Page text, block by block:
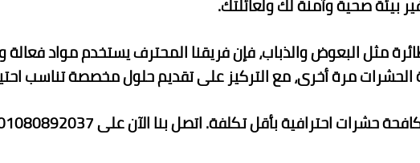
بيئة صحية وآمنة لك ولعائلتك.
مثل البعوض والذباب، فإن فريقنا المحترف يستخدم مواد فعالة
مرة أخرى، مع التركيز على تقديم حلول مخصصة تناسب